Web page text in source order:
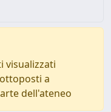
visualizzati
a
dell'ateneo